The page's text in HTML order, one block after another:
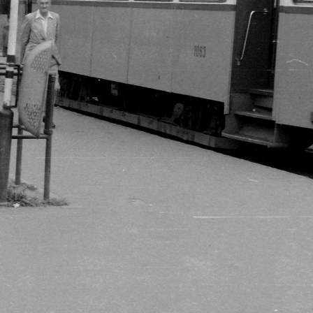
1962 · Budapest XIV.
Ötvenhatosok tere (Felvonulási tér), április 4-i katonai díszszemle.
1962 · Budapest VI.
Nyugati pályaudvar, a Teréz (Lenin) körútra baleset
Budapest V.
tér - Alkotmány utca sarok, Károlyi Mihály hamvait szállítják a Kerepesi temetőbe.